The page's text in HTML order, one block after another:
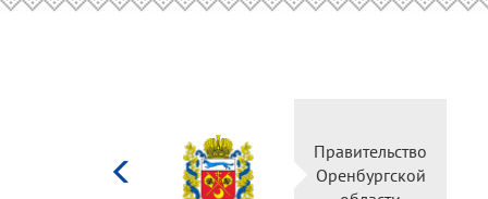
Министерство
культуры
Российской